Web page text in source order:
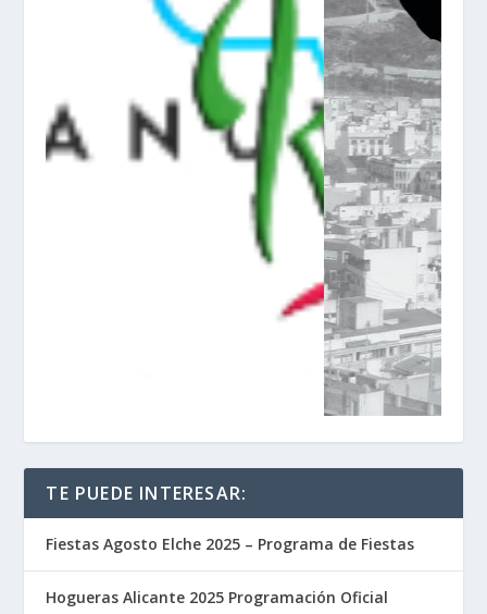
TE PUEDE INTERESAR:
Fiestas Agosto Elche 2025 – Programa de Fiestas
Hogueras Alicante 2025 Programación Oficial